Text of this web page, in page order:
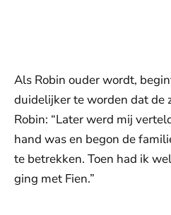
Als Robin ouder wordt,
duidelijker te worden dat de
Robin: “Later werd mij
hand was en begon de
te betrekken. Toen had ik
ging met Fien.”